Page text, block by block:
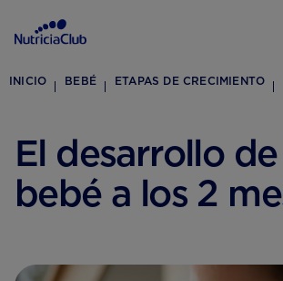
INICIO BEBÉ ETAPAS DE CRECIMIENTO
El desarrollo
bebé a los 2